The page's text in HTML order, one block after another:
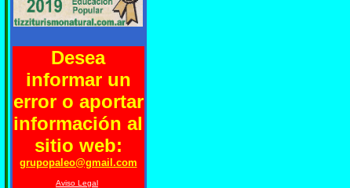
Desea
informar un
error o aportar
información al
sitio web:
grupopaleo@gmail.com
Aviso Legal